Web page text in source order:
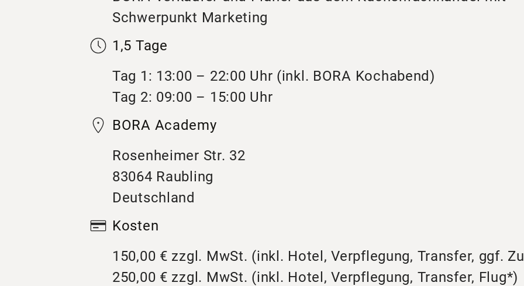
Schwerpunkt Marketing
1,5 Tage
Tag 1: 13:00 – 22:00 Uhr (inkl. BORA Kochabend)
Tag 2: 09:00 – 15:00 Uhr
BORA Academy
Rosenheimer Str. 32
83064 Raubling
Deutschland
Kosten
150,00 € zzgl. MwSt. (inkl. Hotel, Verpflegung, Transfer, ggf.
250,00 € zzgl. MwSt. (inkl. Hotel, Verpflegung, Transfer, Flug*)